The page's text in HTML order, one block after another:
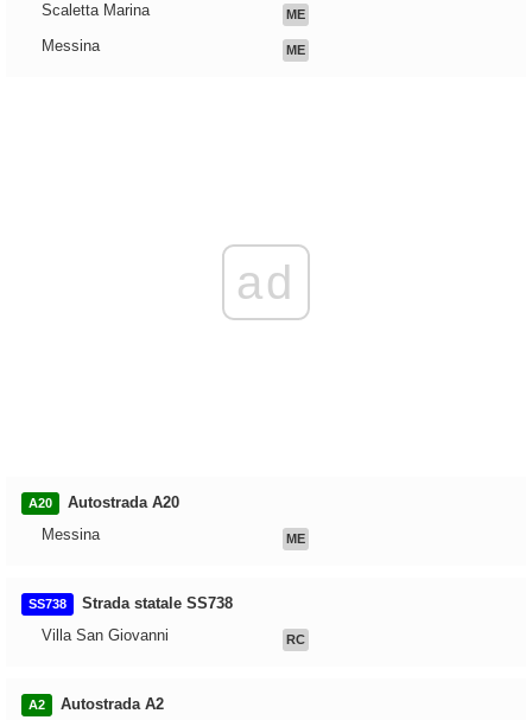
Scaletta Marina ME
Messina ME
ad
A20
Autostrada A20
Messina
ME
SS738
Strada statale SS738
Villa San Giovanni
RC
A2
Autostrada A2